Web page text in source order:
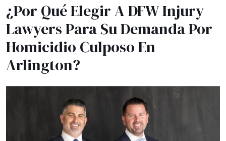
¿Por Qué Elegir A DFW Injury
Lawyers Para Su Demanda Por
Homicidio Culposo En
Arlington?